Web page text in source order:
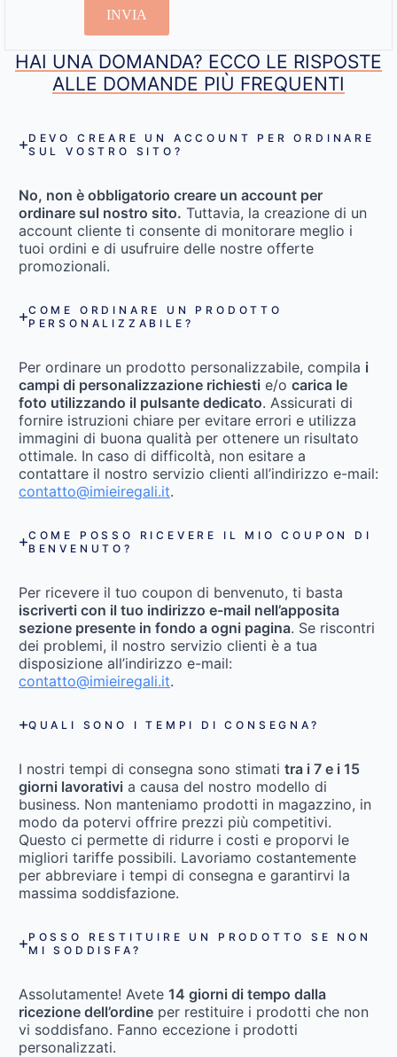
INVIA
HAI UNA DOMANDA? ECCO LE RISPOSTE
ALLE DOMANDE PIÙ FREQUENTI
DEVO CREARE UN ACCOUNT PER ORDINARE
SUL VOSTRO SITO?
No, non è obbligatorio creare un account per
ordinare sul nostro sito. Tuttavia, la creazione di un
account cliente ti consente di monitorare meglio i
tuoi ordini e di usufruire delle nostre offerte
promozionali.
COME ORDINARE UN PRODOTTO
PERSONALIZZABILE?
Per ordinare un prodotto personalizzabile, compila i
campi di personalizzazione richiesti e/o carica le
foto utilizzando il pulsante dedicato. Assicurati di
fornire istruzioni chiare per evitare errori e utilizza
immagini di buona qualità per ottenere un risultato
ottimale. In caso di difficoltà, non esitare a
contattare il nostro servizio clienti all’indirizzo e-mail:
contatto@imieiregali.it.
COME POSSO RICEVERE IL MIO COUPON DI
BENVENUTO?
Per ricevere il tuo coupon di benvenuto, ti basta
iscriverti con il tuo indirizzo e-mail nell’apposita
sezione presente in fondo a ogni pagina. Se riscontri
dei problemi, il nostro servizio clienti è a tua
disposizione all’indirizzo e-mail:
contatto@imieiregali.it.
QUALI SONO I TEMPI DI CONSEGNA?
I nostri tempi di consegna sono stimati tra i 7 e i 15
giorni lavorativi a causa del nostro modello di
business. Non manteniamo prodotti in magazzino, in
modo da potervi offrire prezzi più competitivi.
Questo ci permette di ridurre i costi e proporvi le
migliori tariffe possibili. Lavoriamo costantemente
per abbreviare i tempi di consegna e garantirvi la
massima soddisfazione.
POSSO RESTITUIRE UN PRODOTTO SE NON
MI SODDISFA?
Assolutamente! Avete 14 giorni di tempo dalla
ricezione dell’ordine per restituire i prodotti che non
vi soddisfano. Fanno eccezione i prodotti
personalizzati.